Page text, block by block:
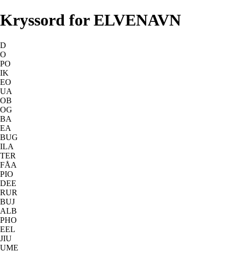
Kryssord for ELVENAVN
D
O
PO
IK
EO
UA
OB
OG
BA
EA
BUG
ILA
TER
FÅA
PIO
DEE
RUR
BUJ
ALB
PHO
EEL
JIU
UME